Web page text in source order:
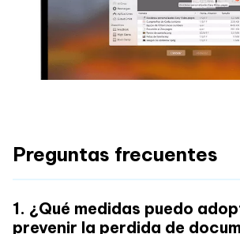
Preguntas frecuentes
1. ¿Qué medidas puedo
prevenir la perdida de